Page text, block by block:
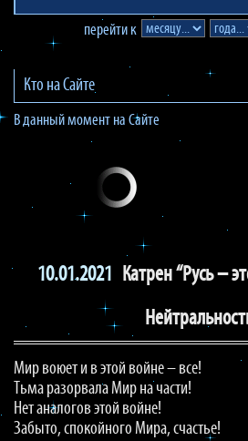
перейти к
Кто на Сайте
В данный момент на Сайте
10.01.2021 Катрен “Русь –
Мир воюет и в этой войне – все!
Тьма разорвала Мир на части!
Нет аналогов этой войне!
Забыто, спокойного Мира, счастье!